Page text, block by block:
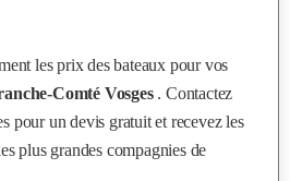
les prix des bateaux pour vos
Comté Vosges . Contactez
pour un devis gratuit et recevez les
plus grandes compagnies de